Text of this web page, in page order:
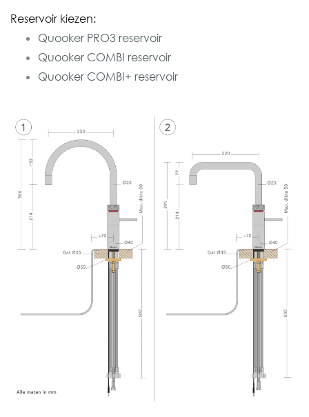
Reservoir kiezen:
Quooker PRO3 reservoir
Quooker COMBI reservoir
Quooker COMBI+ reservoir